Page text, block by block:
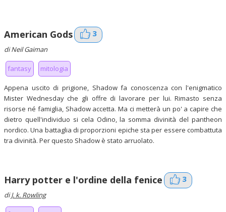
American Gods 3
di Neil Gaiman
fantasy mitologia
Appena uscito di prigione, Shadow fa conoscenza con l'enigmatico
Mister Wednesday che gli offre di lavorare per lui. Rimasto senza
risorse né famiglia, Shadow accetta. Ma ci metterà un po' a capire che
dietro quell'individuo si cela Odino, la somma divinità del pantheon
nordico. Una battaglia di proporzioni epiche sta per essere combattuta
tra divinità. Per questo Shadow è stato arruolato.
Harry potter e l'ordine della fenice 3
diJ. k. Rowling